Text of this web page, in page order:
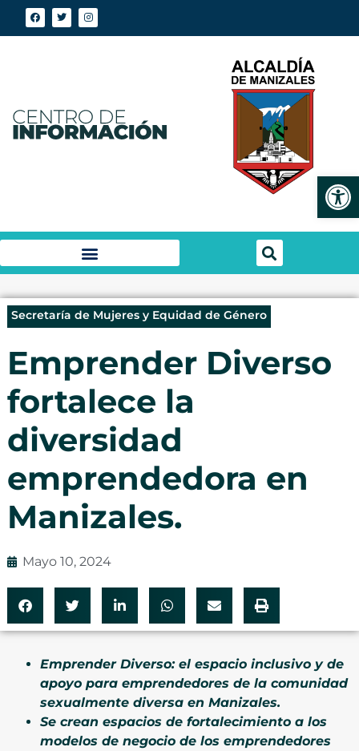
Secretaría de Mujeres y Equidad de Género
Emprender Diverso
fortalece la
diversidad
emprendedora en
Manizales.
Mayo 10, 2024
Emprender Diverso: el espacio inclusivo y de
apoyo para emprendedores de la comunidad
sexualmente diversa en Manizales.
Se crean espacios de fortalecimiento a los
modelos de negocio de los emprendedores